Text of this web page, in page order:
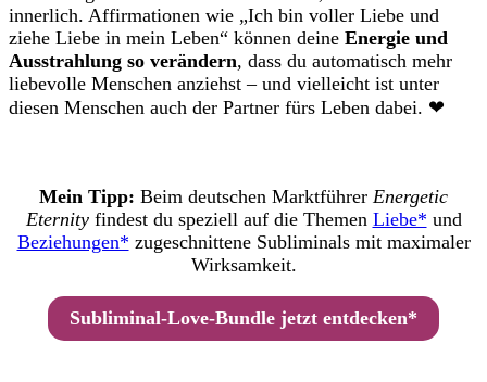
innerlich. Affirmationen wie „Ich bin voller Liebe und
ziehe Liebe in mein Leben“ können deine Energie und
Ausstrahlung so verändern, dass du automatisch mehr
liebevolle Menschen anziehst – und vielleicht ist unter
diesen Menschen auch der Partner fürs Leben dabei. ❤︎
Mein Tipp: Beim deutschen Marktführer Energetic
Eternityfindest du speziell auf die Themen Liebe* und
Beziehungen* zugeschnittene Subliminals mit maximaler
Wirksamkeit.
Subliminal-Love-Bundle jetzt entdecken*